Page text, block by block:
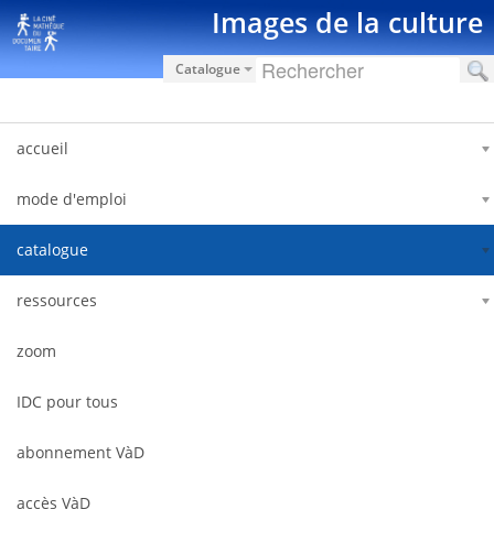
Salta al contigut Images de la culture
Catalogue
accueil
mode d'emploi
catalogue
ressources
zoom
IDC pour tous
abonnement VàD
accès VàD